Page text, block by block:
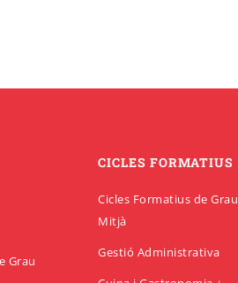
Grau
CICLES FORMATIUS
Cicles Formatius de Grau
Mitjà
Gestió Administrativa